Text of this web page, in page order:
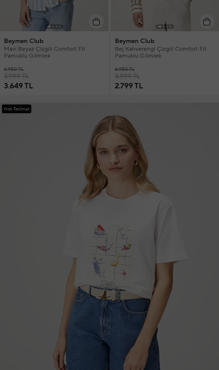
Beymen Club
Mavi Beyaz Çizgili Comfort Fit
Pamuklu Gömlek
6.950 TL
3.999 TL
3.649 TL
Beymen Club
Bej Kahverengi Çizgili Comfort Fit
Pamuklu Gömlek
6.950 TL
3.999 TL
2.799 TL
Hızlı Teslimat